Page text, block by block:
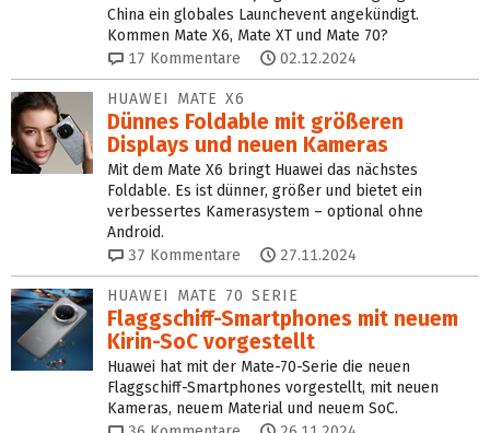
China ein globales Launchevent angekündigt.
Kommen Mate X6, Mate XT und Mate 70?
17 Kommentare 02.12.2024
HUAWEI MATE X6
Dünnes Foldable mit größeren
Displays und neuen Kameras
Mit dem Mate X6 bringt Huawei das nächstes
Foldable. Es ist dünner, größer und bietet ein
verbessertes Kamerasystem – optional ohne
Android.
37 Kommentare 27.11.2024
HUAWEI MATE 70 SERIE
Flaggschiff-Smartphones mit neuem
Kirin-SoC vorgestellt
Huawei hat mit der Mate-70-Serie die neuen
Flaggschiff-Smartphones vorgestellt, mit neuen
Kameras, neuem Material und neuem SoC.